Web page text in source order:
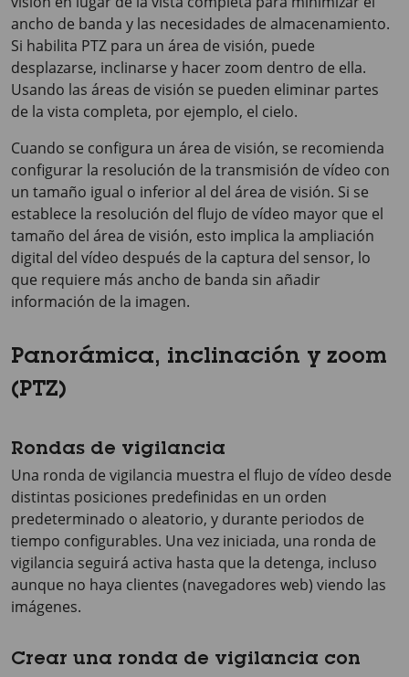
ancho de banda y las necesidades de almacenamiento.
Si habilita PTZ para un área de visión, puede
desplazarse, inclinarse y hacer zoom dentro de ella.
Usando las áreas de visión se pueden eliminar partes
de la vista completa, por ejemplo, el cielo.
Cuando se configura un área de visión, se recomienda
configurar la resolución de la transmisión de vídeo con
un tamaño igual o inferior al del área de visión. Si se
establece la resolución del flujo de vídeo mayor que el
tamaño del área de visión, esto implica la ampliación
digital del vídeo después de la captura del sensor, lo
que requiere más ancho de banda sin añadir
información de la imagen.
Panorámica, inclinación y zoom
(PTZ)
Rondas de vigilancia
Una ronda de vigilancia muestra el flujo de vídeo desde
distintas posiciones predefinidas en un orden
predeterminado o aleatorio, y durante periodos de
tiempo configurables. Una vez iniciada, una ronda de
vigilancia seguirá activa hasta que la detenga, incluso
aunque no haya clientes (navegadores web) viendo las
imágenes.
Crear una ronda de vigilancia con